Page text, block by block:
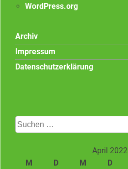
WordPress.org
Archiv
Impressum
Datenschutzerklärung
Suchen
nach:
April 2022
M
D M D